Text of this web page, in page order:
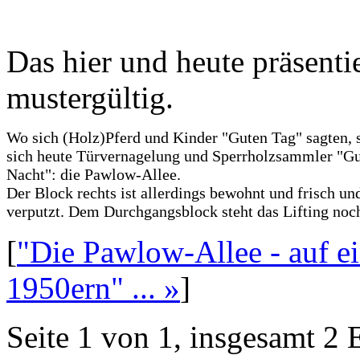
Das hier und heute
mustergültig.
Wo sich (Holz)Pferd und Kinder "Guten Tag" sagten,
sich heute Türvernagelung und Sperrholzsammler
Nacht": die Pawlow-Allee.
Der Block rechts ist allerdings bewohnt und frisch
verputzt. Dem Durchgangsblock steht das Lifting
["Die Pawlow-Allee - auf
1950ern" ... »]
Seite 1 von 1, insgesamt 2